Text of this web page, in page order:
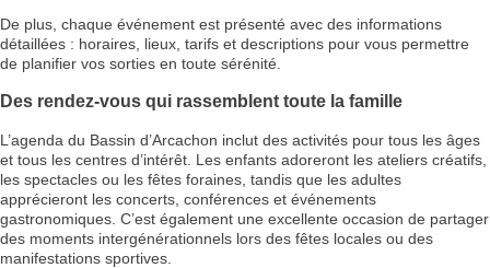
De plus, chaque événement est présenté avec des informations
détaillées : horaires, lieux, tarifs et descriptions pour vous permettre
de planifier vos sorties en toute sérénité.
Des rendez-vous qui rassemblent toute la famille
L’agenda du Bassin d’Arcachon inclut des activités pour tous les âges
et tous les centres d’intérêt. Les enfants adoreront les ateliers créatifs,
les spectacles ou les fêtes foraines, tandis que les adultes
apprécieront les concerts, conférences et événements
gastronomiques. C’est également une excellente occasion de partager
des moments intergénérationnels lors des fêtes locales ou des
manifestations sportives.